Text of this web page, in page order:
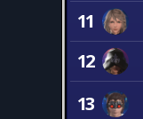
11
12
13